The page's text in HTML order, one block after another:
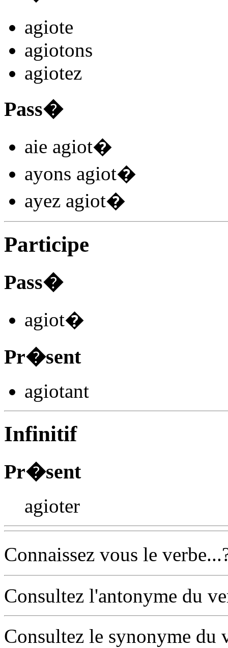
agiote
agiotons
agiotez
Pass�
aie agiot�
ayons agiot�
ayez agiot�
Participe
Pass�
agiot�
Pr�sent
agiotant
Infinitif
Pr�sent
agioter
Connaissez vous le
Consultez l'antonyme du
Consultez le synonyme du